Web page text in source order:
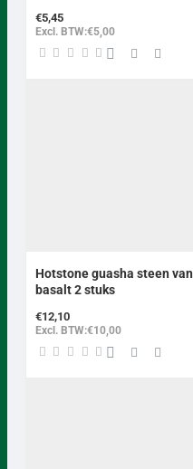
€5,45
Excl. BTW:€5,00
Hotstone guasha steen van
basalt 2 stuks
€12,10
Excl. BTW:€10,00